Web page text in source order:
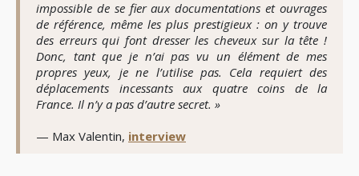
impossible de se fier aux documentations et ouvrages
de référence, même les plus prestigieux : on y trouve
des erreurs qui font dresser les cheveux sur la tête !
Donc, tant que je n’ai pas vu un élément de mes
propres yeux, je ne l’utilise pas. Cela requiert des
déplacements incessants aux quatre coins de la
France. Il n’y a pas d’autre secret. »
— Max Valentin, interview